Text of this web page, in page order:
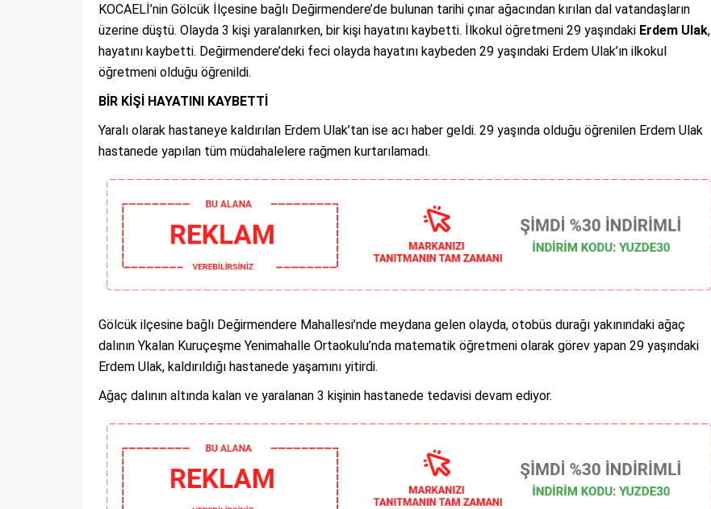
KOCAELİ’nin Gölcük İlçesine bağlı Değirmendere’de bulunan tarihi çınar ağacından kırılan dal vatandaşların
üzerine düştü. Olayda 3 kişi yaralanırken, bir kişi hayatını kaybetti. İlkokul öğretmeni 29 yaşındaki Erdem Ulak,
hayatını kaybetti. Değirmendere’deki feci olayda hayatını kaybeden 29 yaşındaki Erdem Ulak’ın ilkokul
öğretmeni olduğu öğrenildi.
BİR KİŞİ HAYATINI KAYBETTİ
Yaralı olarak hastaneye kaldırılan Erdem Ulak’tan ise acı haber geldi. 29 yaşında olduğu öğrenilen Erdem Ulak
hastanede yapılan tüm müdahalelere rağmen kurtarılamadı.
Gölcük ilçesine bağlı Değirmendere Mahallesi’nde meydana gelen olayda, otobüs durağı yakınındaki ağaç
dalının Ykalan Kuruçeşme Yenimahalle Ortaokulu’nda matematik öğretmeni olarak görev yapan 29 yaşındaki
Erdem Ulak, kaldırıldığı hastanede yaşamını yitirdi.
Ağaç dalının altında kalan ve yaralanan 3 kişinin hastanede tedavisi devam ediyor.